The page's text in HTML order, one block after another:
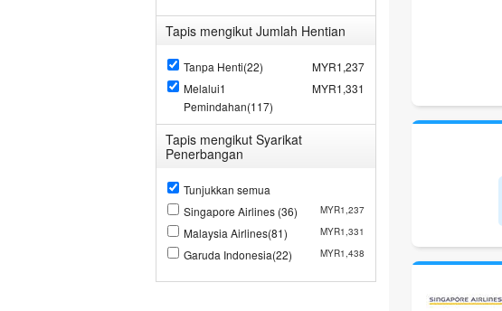
Tapis mengikut Jumlah Hentian
Tanpa Henti(22)
MYR1,237
Melalui1
Pemindahan(117)
MYR1,331
Tapis mengikut Syarikat
Penerbangan
Tunjukkan semua
Singapore Airlines (36)
MYR1,237
Malaysia Airlines(81) MYR1,331
Garuda Indonesia(22) MYR1,438